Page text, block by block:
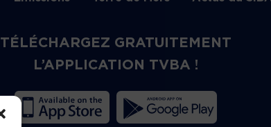
TÉLÉCHARGEZ GRATUITEMENT
L’APPLICATION TVBA !